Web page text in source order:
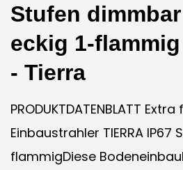
Stufen
eckig 1-
- Tierra
PRODUKTDATENBLATT
Einbaustrahler TIERRA IP67
flammigDiese